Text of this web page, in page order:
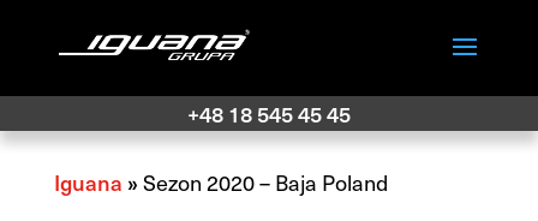
+48 18 545 45 45
Iguana »Sezon 2020 – Baja Poland